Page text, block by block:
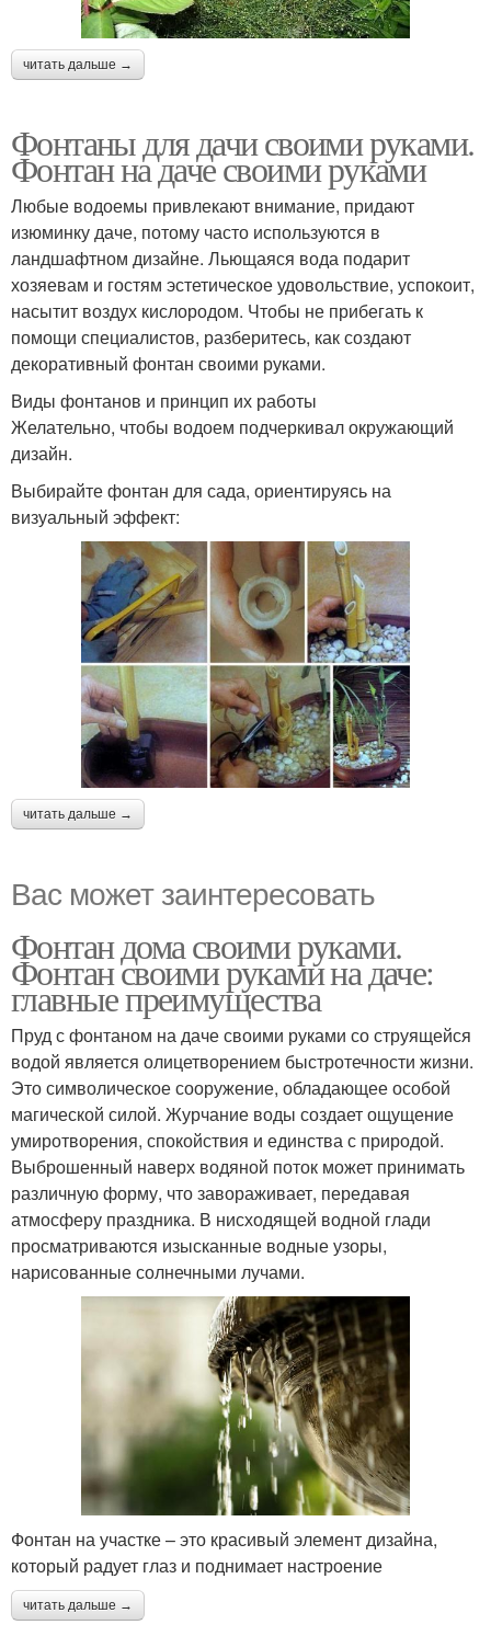
читать дальше →
Фонтаны для дачи своими руками.
Фонтан на даче своими руками
Любые водоемы привлекают внимание, придают
изюминку даче, потому часто используются в
ландшафтном дизайне. Льющаяся вода подарит
хозяевам и гостям эстетическое удовольствие, успокоит,
насытит воздух кислородом. Чтобы не прибегать к
помощи специалистов, разберитесь, как создают
декоративный фонтан своими руками.
Виды фонтанов и принцип их работы
Желательно, чтобы водоем подчеркивал окружающий
дизайн.
Выбирайте фонтан для сада, ориентируясь на
визуальный эффект:
читать дальше →
Вас может заинтересовать
Фонтан дома своими руками.
Фонтан своими руками на даче:
главные преимущества
Пруд с фонтаном на даче своими руками со струящейся
водой является олицетворением быстротечности жизни.
Это символическое сооружение, обладающее особой
магической силой. Журчание воды создает ощущение
умиротворения, спокойствия и единства с природой.
Выброшенный наверх водяной поток может принимать
различную форму, что завораживает, передавая
атмосферу праздника. В нисходящей водной глади
просматриваются изысканные водные узоры,
нарисованные солнечными лучами.
Фонтан на участке – это красивый элемент дизайна,
который радует глаз и поднимает настроение
читать дальше →